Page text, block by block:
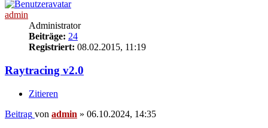
admin
Administrator
Beiträge: 24
Registriert: 08.02.2015, 11:19
Raytracing v2.0
Zitieren
Beitrag von admin » 06.10.2024, 14:35